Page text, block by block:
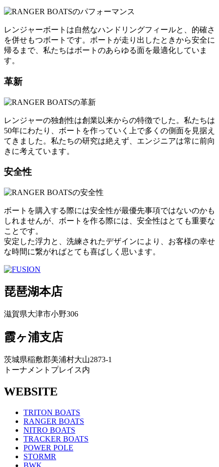
レンジャーボートは自然なハンドリングフィールと、的確さ
を併せもつボートです。ボートが走り出したときから安全に
帰るまで、私たちはボートのあらゆる面を最適化していま
す。
革新
レンジャーの独創性は創業以来からの特徴でした。私たちは
50年にわたり、ボートを作っていく上で多くの側面を見据え
てきました。私たちの研究は絶えず、エンジニアは常に前向
きに考えています。
安全性
ボートを購入する際には安全性が最優先事項ではないのかも
しれませんが、ボートを作る際には、安全性はとても重要な
ことです。
安定した浮力と、洗練されたデザインにより、お客様の幸せ
な時間に繋がればとても喜ばしく思います。
琵琶湖本店
滋賀県大津市小野306
霞ヶ浦支店
茨城県稲敷郡美浦村大山2873-1
トーナメントプレイス内
WEBSITE
TRITON BOATS
RANGER BOATS
NITRO BOATS
TRACKER BOATS
POWER POLE
STORMR
BWK